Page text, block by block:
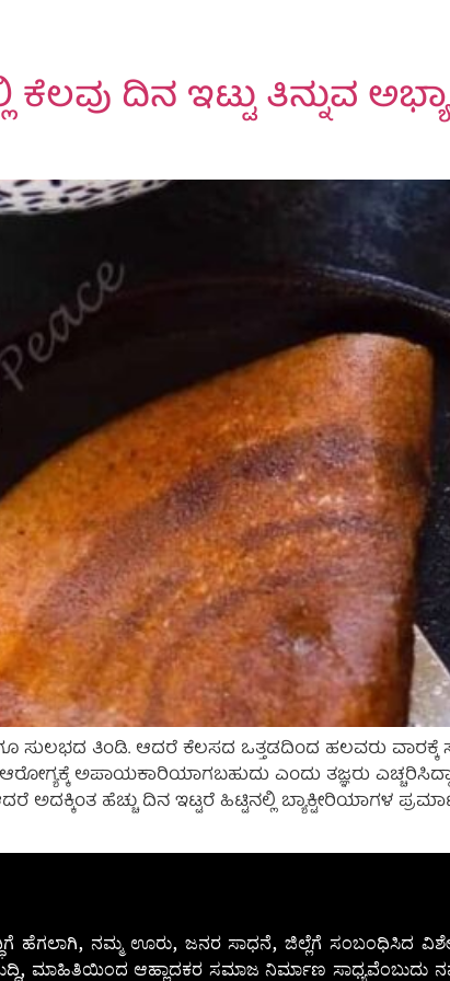
ದಿನ ಇಟ್ಟು ತಿನ್ನುವ
ತಿಂಡಿ. ಆದರೆ ಕೆಲಸದ ಒತ್ತಡದಿಂದ ಹಲವರು ವಾರಕ್ಕೆ
ಅಪಾಯಕಾರಿಯಾಗಬಹುದು ಎಂದು ತಜ್ಞರು
ಅದಕ್ಕಿಂತ ಹೆಚ್ಚು ದಿನ ಇಟ್ಟರೆ ಹಿಟ್ಟಿನಲ್ಲಿ ಬ್ಯಾಕ್ಟೀರಿಯಾಗಳ
ಹೆಗಲಾಗಿ, ನಮ್ಮ ಊರು, ಜನರ ಸಾಧನೆ, ಜಿಲ್ಲೆಗೆ ಸಂಬಂಧಿಸಿದ
ಮಾಹಿತಿಯಿಂದ ಆಹ್ಲಾದಕರ ಸಮಾಜ ನಿರ್ಮಾಣ ಸಾಧ್ಯವೆಂಬುದು